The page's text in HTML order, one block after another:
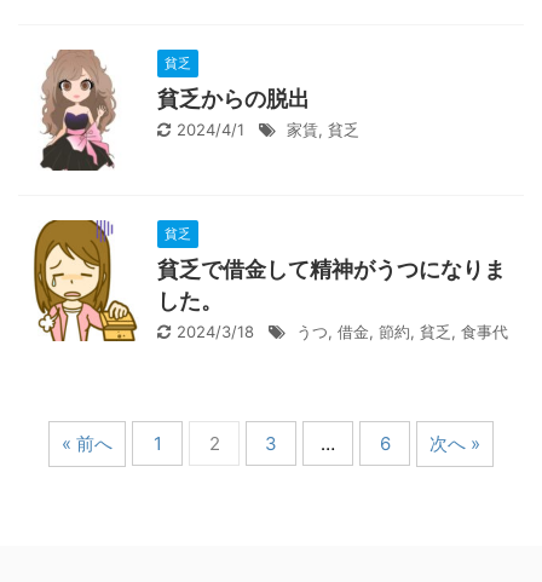
貧乏
貧乏からの脱出
2024/4/1 家賃, 貧乏
貧乏
貧乏で借金して精神がうつになりま
した。
2024/3/18 うつ, 借金, 節約, 貧乏, 食事代
« 前へ 1 2 3 … 6 次へ »